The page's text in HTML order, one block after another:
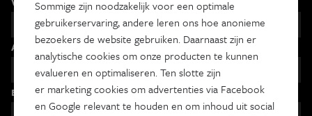
Achternaam
Email
Sommige zijn noodzakelijk voor een optimale
gebruikerservaring, andere leren ons hoe anonieme
bezoekers de website gebruiken. Daarnaast zijn er
analytische cookies om onze producten te kunnen
evalueren en optimaliseren. Ten slotte zijn
er marketing cookies om advertenties via Facebook
en Google relevant te houden en om inhoud uit social